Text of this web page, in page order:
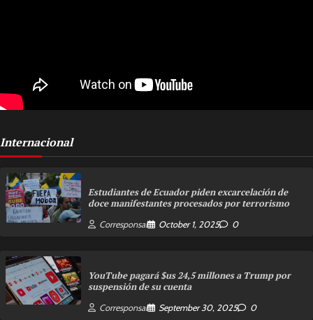
Internacional
Estudiantes de Ecuador piden excarcelación de
doce manifestantes procesados por terrorismo
Corresponsal October 1, 2025 0
YouTube pagará $us 24,5 millones a Trump por
suspensión de su cuenta
Corresponsal September 30, 2025 0